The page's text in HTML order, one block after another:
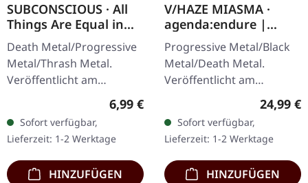
SUBCONSCIOUS · All
Things Are Equal in
Death | CD
Death Metal/Progressive
Metal/Thrash Metal.
Veröffentlicht am
08.08.2008, auf Supreme
Chaos Records. CD im
Jewelcase mit 8-seitigem
Booklet.…
Regulärer Preis:
6,99 €
Sofort verfügbar,
Lieferzeit: 1-2 Werktage
HINZUFÜGEN
V/HAZE MIASMA ·
agenda:endure |
SPLATTER LP
Progressive Metal/Black
Metal/Death Metal.
Veröffentlicht am
08.12.2023, auf Supreme
Chaos Records. SCR
Exklusives Ultra
Clear/Silber/Gold/Schwar
z…
24,99 €
Sofort verfügbar,
Lieferzeit: 1-2 Werktage
HINZUFÜGEN